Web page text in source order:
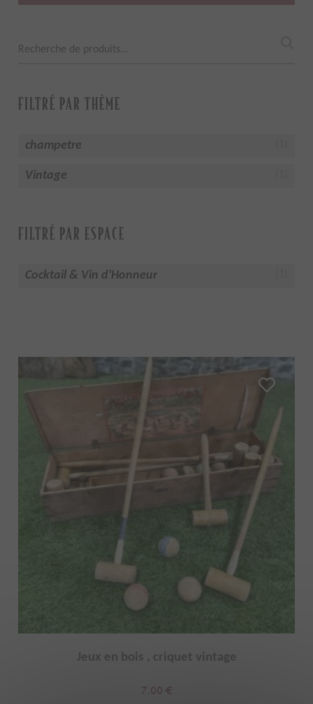
Jeux en bois , criquet vintage
7.00 €
Recherche
FILTRÉ PAR THÈME
champetre
Vintage
FILTRÉ PAR ESPACE
Cocktail & Vin d'Honneur